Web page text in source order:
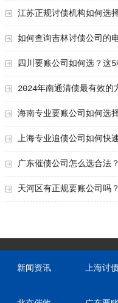
的效率
江苏正规讨债机构如何选
解！
如何查询吉林讨债公司的
四川要账公司如何选？这5
2024年南通清债最有效的
海南专业要账公司如何选
上海专业追债公司如何快
广东催债公司怎么选合法？
天河区有正规要账公司吗
新闻资讯 上海讨